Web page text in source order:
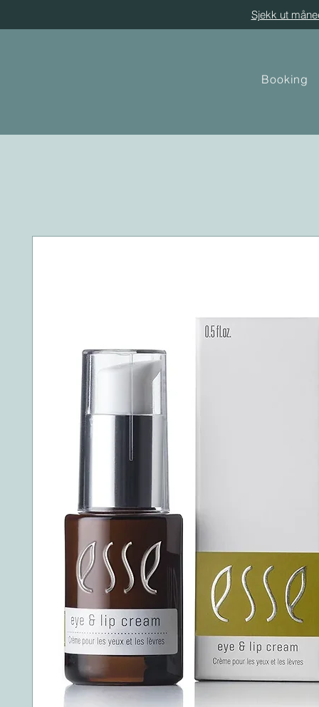
Sjekk ut
Booking